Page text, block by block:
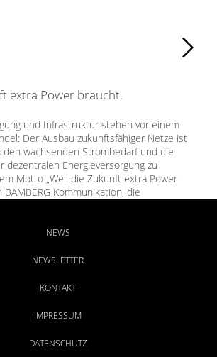
extra Power braucht.
und Infrastruktur stehen vor einem
Der Ausbau zukunftsfähiger Netze ist
wachsenden Strombedarf und die
dezentralen Energieversorgung zu
Motto „Weil die Zukunft extra Power
Kommunikation, die
NEWS
NEWSLETTER
KONTAKT
IMPRESSUM
DATENSCHUTZ